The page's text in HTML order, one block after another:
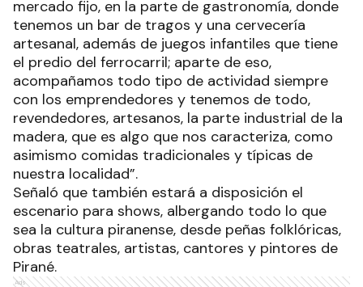
mercado fijo, en la parte de gastronomía, donde
tenemos un bar de tragos y una cervecería
artesanal, además de juegos infantiles que tiene
el predio del ferrocarril; aparte de eso,
acompañamos todo tipo de actividad siempre
con los emprendedores y tenemos de todo,
revendedores, artesanos, la parte industrial de la
madera, que es algo que nos caracteriza, como
asimismo comidas tradicionales y típicas de
nuestra localidad”.
Señaló que también estará a disposición el
escenario para shows, albergando todo lo que
sea la cultura piranense, desde peñas folklóricas,
obras teatrales, artistas, cantores y pintores de
Pirané.
Ads